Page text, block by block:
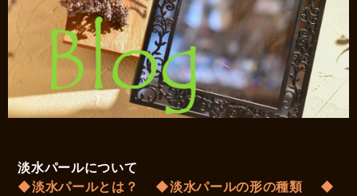
淡水パールについて
◆淡水パールとは？
◆淡水パールの形の種類
◆